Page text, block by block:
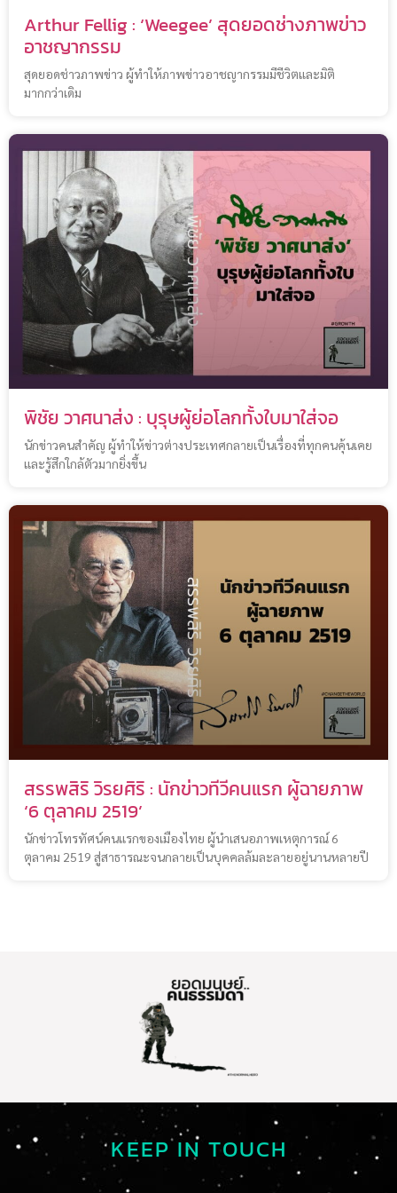
Arthur Fellig : ‘Weegee’ สุดยอดช่างภาพข่าว
อาชญากรรม
สุดยอดช่าวภาพข่าว ผู้ทำให้ภาพข่าวอาชญากรรมมีชีวิตและมิติ
มากกว่าเดิม
พิชัย วาศนาส่ง : บุรุษผู้ย่อโลกทั้งใบมาใส่จอ
นักข่าวคนสำคัญ ผู้ทำให้ข่าวต่างประเทศกลายเป็นเรื่องที่ทุกคนคุ้นเคย
และรู้สึกใกล้ตัวมากยิ่งขึ้น
สรรพสิริ วิรยศิริ : นักข่าวทีวีคนแรก ผู้ฉายภาพ
‘6 ตุลาคม 2519’
นักข่าวโทรทัศน์คนแรกของเมืองไทย ผู้นำเสนอภาพเหตุการณ์ 6
ตุลาคม 2519 สู่สาธารณะจนกลายเป็นบุคคลล้มละลายอยู่นานหลายปี
KEEP IN TOUCH